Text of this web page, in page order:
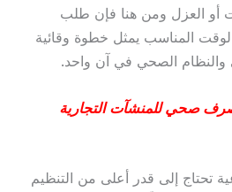
أو العزل ومن هنا فإن طلب
المناسب يمثل خطوة وقائية
والنظام الصحي في آن واحد.
صحي للمنشآت التجارية
تحتاج إلى قدر أعلى من التنظيم